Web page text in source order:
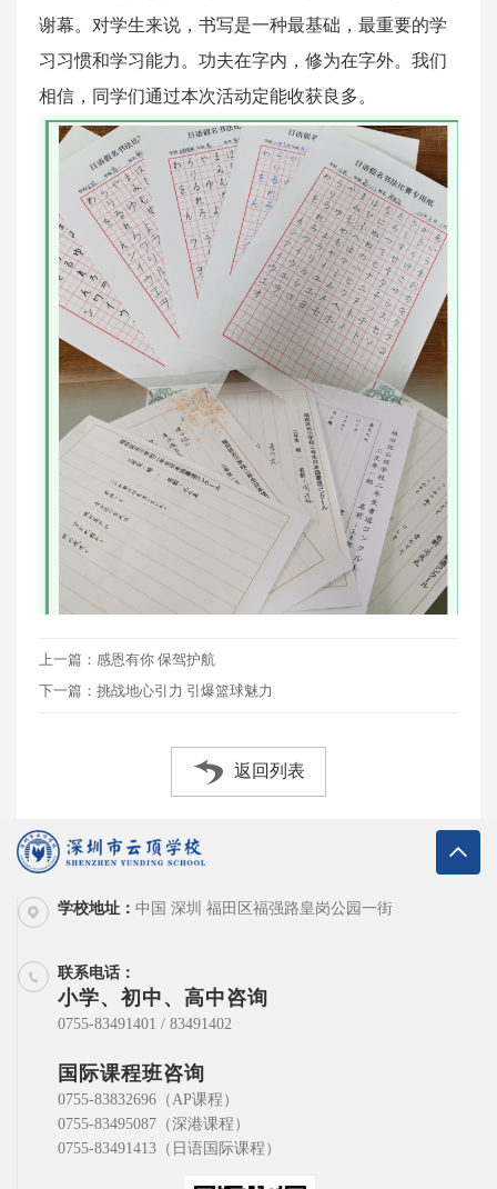
谢幕。对学生来说，书写是一种最基础，最重要的学
习习惯和学习能力。功夫在字内，修为在字外。我们
相信，同学们通过本次活动定能收获良多。
上一篇：感恩有你 保驾护航
下一篇：挑战地心引力 引爆篮球魅力
返回列表
学校地址： 中国 深圳 福田区福强路皇岗公园一街
联系电话：
小学、初中、高中咨询
0755-83491401 / 83491402
国际课程班咨询
0755-83832696（AP课程）
0755-83495087（深港课程）
0755-83491413（日语国际课程）